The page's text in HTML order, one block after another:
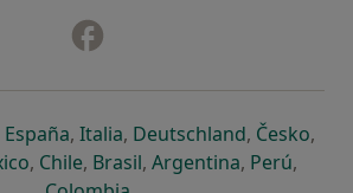
w nowej karcie
się w nowej karcie
Españaotwiera się w nowej karcie
, Italiaotwiera się w nowej
, Deutschlandotwiera się
, Česko,
się w nowej karcie
otwiera się w nowej karcie
, Chileotwiera się w nowej karcie
, Brasilotwiera się w nowej
, Argentinaotwiera się
, Perú,